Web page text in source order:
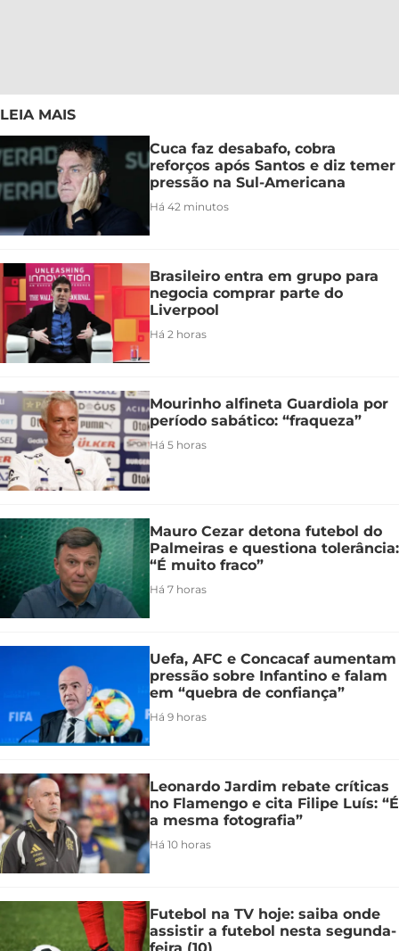
LEIA MAIS
Cuca faz desabafo, cobra
reforços após Santos e diz temer
pressão na Sul-Americana
Há 42 minutos
Brasileiro entra em grupo para
negocia comprar parte do
Liverpool
Há 2 horas
Mourinho alfineta Guardiola por
período sabático: “fraqueza”
Há 5 horas
Mauro Cezar detona futebol do
Palmeiras e questiona tolerância:
“É muito fraco”
Há 7 horas
Uefa, AFC e Concacaf aumentam
pressão sobre Infantino e falam
em “quebra de confiança”
Há 9 horas
Leonardo Jardim rebate críticas
no Flamengo e cita Filipe Luís: “É
a mesma fotografia”
Há 10 horas
Futebol na TV hoje: saiba onde
assistir a futebol nesta segunda-
feira (10)